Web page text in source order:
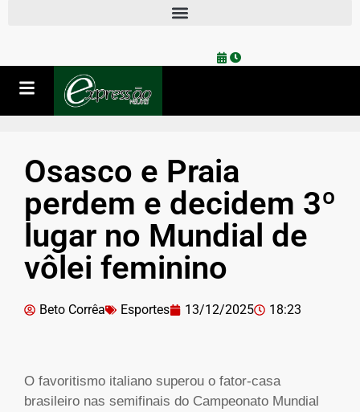
Osasco e Praia
perdem e decidem 3º
lugar no Mundial de
vôlei feminino
Beto Corrêa Esportes 13/12/2025 18:23
O favoritismo italiano superou o fator-casa
brasileiro nas semifinais do Campeonato Mundial